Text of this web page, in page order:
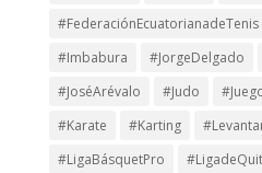
#FederaciónEcuatorianadeTenis
#Imbabura
#JorgeDelgado
#JoséArévalo
#Judo
#Karate
#Karting
#LigaBásquetPro